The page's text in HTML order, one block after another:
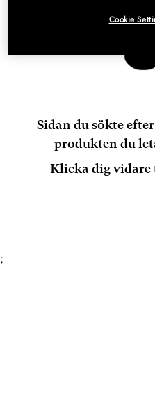
Sidan du sökte
produkten du
Klicka dig
;
Cookie